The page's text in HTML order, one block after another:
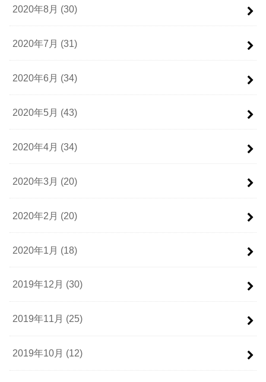
2020年8月 (30)
2020年7月 (31)
2020年6月 (34)
2020年5月 (43)
2020年4月 (34)
2020年3月 (20)
2020年2月 (20)
2020年1月 (18)
2019年12月 (30)
2019年11月 (25)
2019年10月 (12)